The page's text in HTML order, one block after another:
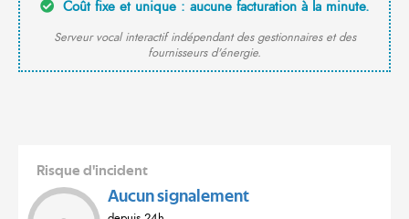
Coût fixe et unique : aucune facturation à la minute.
Serveur vocal interactif indépendant des gestionnaires et des
fournisseurs d'énergie.
Risque d'incident
Aucun signalement